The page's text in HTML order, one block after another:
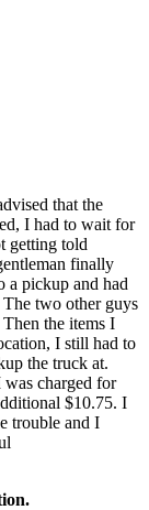
that the
I had to wait for
getting told
finally
a pickup and had
two other guys
the items I
I still had to
the truck at.
charged for
$10.75. I
trouble and I